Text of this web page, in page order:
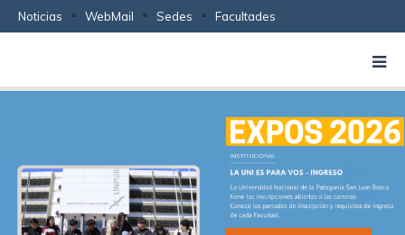
Noticias WebMail Sedes Facultades